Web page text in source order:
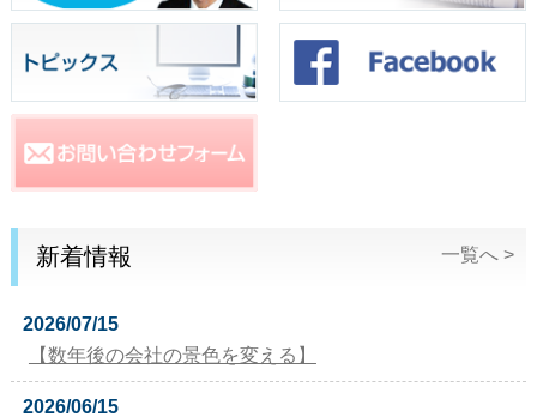
新着情報 一覧へ >
2026/07/15
【数年後の会社の景色を変える】
2026/06/15